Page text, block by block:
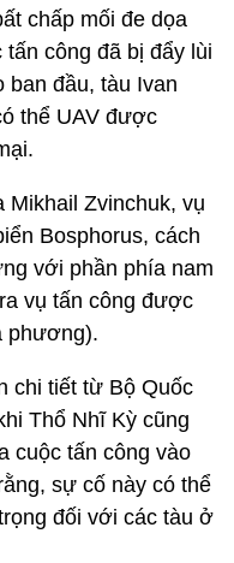
chấp mối đe dọa
công đã bị đẩy lùi
ban đầu, tàu Ivan
thể UAV được
Mikhail Zvinchuk, vụ
Bosphorus, cách
với phần phía nam
vụ tấn công được
phương).
chi tiết từ Bộ Quốc
Thổ Nhĩ Kỳ cũng
cuộc tấn công vào
sự cố này có thể
đối với các tàu ở